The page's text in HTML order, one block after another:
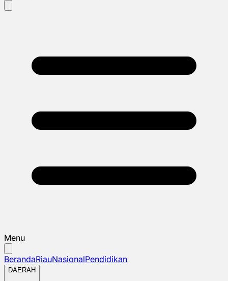
Menu
BerandaRiauNasionalPendidikan
DAERAH